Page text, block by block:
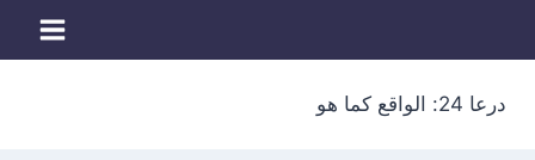
درعا 24: الواقع كما هو